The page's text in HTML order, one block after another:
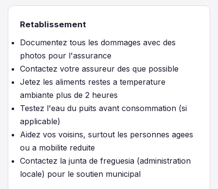
Retablissement
Documentez tous les dommages avec des
photos pour l'assurance
Contactez votre assureur des que possible
Jetez les aliments restes a temperature
ambiante plus de 2 heures
Testez l'eau du puits avant consommation (si
applicable)
Aidez vos voisins, surtout les personnes agees
ou a mobilite reduite
Contactez la junta de freguesia (administration
locale) pour le soutien municipal